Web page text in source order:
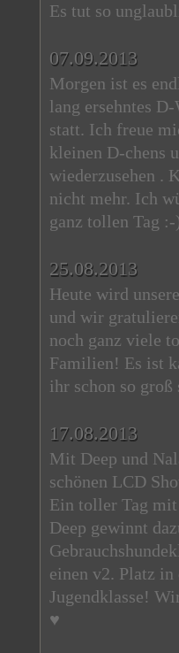
Es tut so
07.09.2013
Morgen ist es
lang ersehntes
statt. Ich freue
kleinen D-chens
wiederzusehen .
nicht mehr. Ich
ganz tollen Tag
25.08.2013
Heute wird
und wir
noch ganz viele
Familien! Es ist
ihr schon so
17.08.2013
Mit Deep und
schönen LCD
Ein toller Tag
Deep gewinnt
einen v2. Platz in
Jugendklasse!
♥